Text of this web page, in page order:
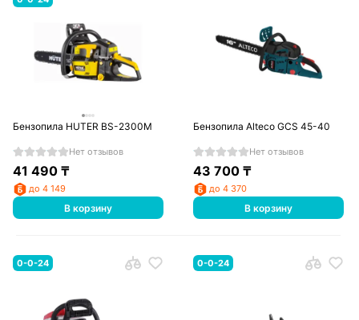
Бензопила HUTER BS-2300М
Нет отзывов
41 490₸
до 4 149
В корзину
Бензопила Alteco GCS 45-40
Нет отзывов
43 700 ₸
до 4 370
В корзину
0-0-24 0-0-24